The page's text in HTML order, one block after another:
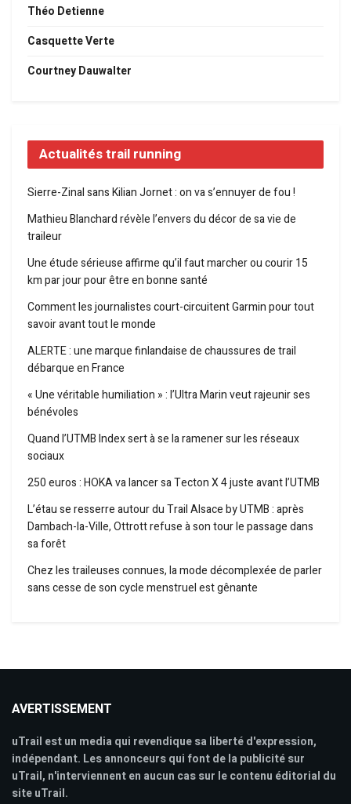
Théo Detienne
Casquette Verte
Courtney Dauwalter
Actualités trail running
Sierre-Zinal sans Kilian Jornet : on va s’ennuyer de fou !
Mathieu Blanchard révèle l’envers du décor de sa vie de
traileur
Une étude sérieuse affirme qu’il faut marcher ou courir 15
km par jour pour être en bonne santé
Comment les journalistes court-circuitent Garmin pour tout
savoir avant tout le monde
ALERTE : une marque finlandaise de chaussures de trail
débarque en France
« Une véritable humiliation » : l’Ultra Marin veut rajeunir ses
bénévoles
Quand l’UTMB Index sert à se la ramener sur les réseaux
sociaux
250 euros : HOKA va lancer sa Tecton X 4 juste avant l’UTMB
L’étau se resserre autour du Trail Alsace by UTMB : après
Dambach-la-Ville, Ottrott refuse à son tour le passage dans
sa forêt
Chez les traileuses connues, la mode décomplexée de parler
sans cesse de son cycle menstruel est gênante
AVERTISSEMENT
uTrail est un media qui revendique sa liberté d'expression,
indépendant. Les annonceurs qui font de la publicité sur
uTrail, n'interviennent en aucun cas sur le contenu éditorial du
site uTrail.